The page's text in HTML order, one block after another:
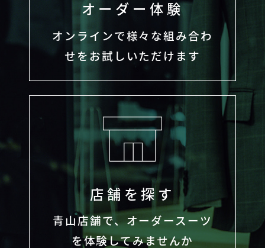
オーダー体験
オンラインで様々な組み合わ
せをお試しいただけます
店舗を探す
青山店舗で、オーダースーツ
を体験してみませんか